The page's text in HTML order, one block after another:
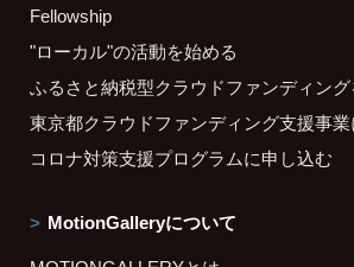
Fellowship
"ローカル"の活動を始める
ふるさと納税型クラウドファンディン
東京都クラウドファンディング支援事
コロナ対策支援プログラムに申し込む
MotionGalleryについて